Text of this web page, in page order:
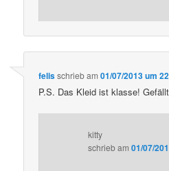
felisschriebam01/07/2013 um
P.S. Das Kleid ist klasse!
kitty
schriebam01/07/